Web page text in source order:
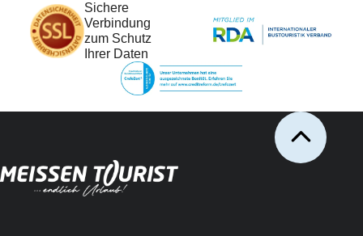
Folgende Zuschläge werden pro Person ab 23.03.26 erhoben:
Stand: 06.07.2026
Tagesreisen
Kreuzfahrten/Flusskreuzfahrten mit Transfer ohne Zwischenübernachtung
Sichere
Verbindung
zum Schutz
Ihrer Daten